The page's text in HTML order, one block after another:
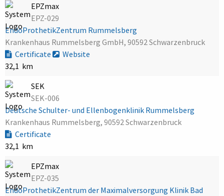
EPZmax
EPZ-029
EndoProthetikZentrum Rummelsberg
Krankenhaus Rummelsberg GmbH, 90592 Schwarzenbruck
Certificate
Website
32,1 km
SEK
SEK-006
Deutsche Schulter- und Ellenbogenklinik Rummelsberg
Krankenhaus Rummelsberg, 90592 Schwarzenbruck
Certificate
32,1 km
EPZmax
EPZ-035
EndoProthetikZentrum der Maximalversorgung Klinik Bad